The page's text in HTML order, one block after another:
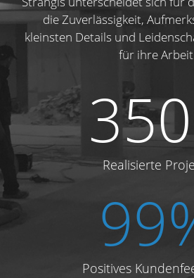
die Zuverlässigkeit,
kleinsten Details und
für ihre
Realisierte
Positives